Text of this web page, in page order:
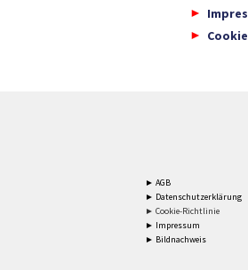
► AGB
► Datenschutzerklärung
► Cookie-Richtlinie
► Impressum
► Bildnachweis